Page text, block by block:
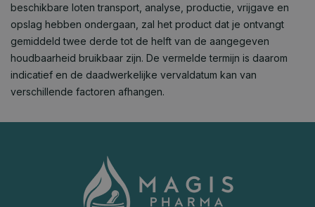
beschikbare loten transport, analyse, productie, vrijgave en
opslag hebben ondergaan, zal het product dat je ontvangt
gemiddeld twee derde tot de helft van de aangegeven
houdbaarheid bruikbaar zijn. De vermelde termijn is daarom
indicatief en de daadwerkelijke vervaldatum kan van
verschillende factoren afhangen.